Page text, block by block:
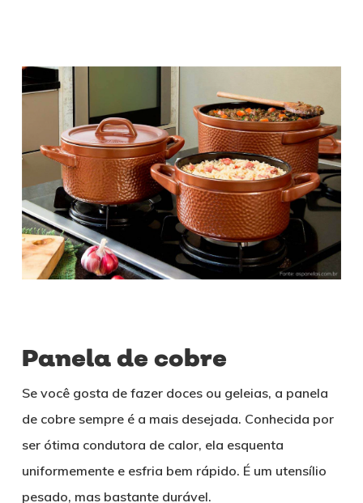
Panela de cobre
Se você gosta de fazer doces ou geleias, a panela
de cobre sempre é a mais desejada. Conhecida por
ser ótima condutora de calor, ela esquenta
uniformemente e esfria bem rápido. É um utensílio
pesado, mas bastante durável.